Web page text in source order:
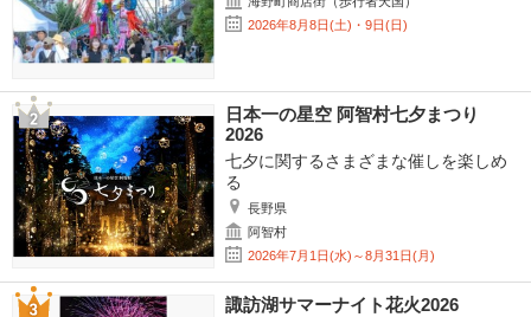
2026年8月8日(土)・9日(日)
日本一の星空 阿智村七夕まつり
2026
七夕に関するさまざまな催しを楽しめ
る
長野県
阿智村
2026年7月1日(水)～8月31日(月)
諏訪湖サマーナイト花火2026